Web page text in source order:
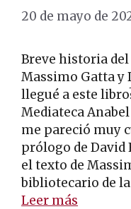
20 de mayo de
Breve historia
Massimo Gatta y
llegué a este
Mediateca
me pareció muy
prólogo de
el texto de
bibliotecario de
Leer más